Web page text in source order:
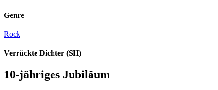
Genre
Rock
Verrückte Dichter (SH)
10-jähriges Jubiläum